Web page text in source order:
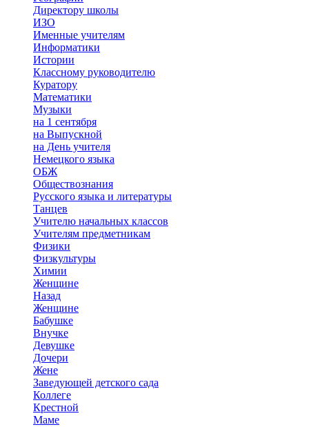
Директору школы
ИЗО
Именные учителям
Информатики
Истории
Классному руководителю
Куратору
Математики
Музыки
на 1 сентября
на Выпускной
на День учителя
Немецкого языка
ОБЖ
Обществознания
Русского языка и литературы
Танцев
Учителю начальных классов
Учителям предметникам
Физики
Физкультуры
Химии
Женщине
Назад
Женщине
Бабушке
Внучке
Девушке
Дочери
Жене
Заведующей детского сада
Коллеге
Крестной
Маме